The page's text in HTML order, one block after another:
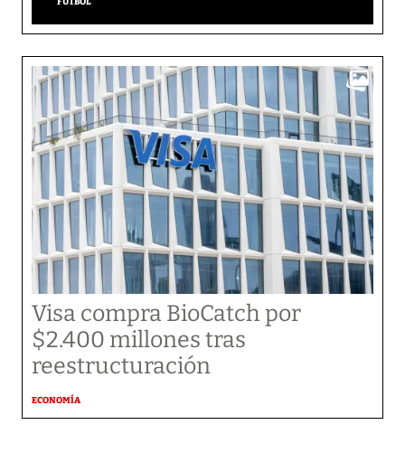
Visa compra BioCatch por
$2.400 millones tras
reestructuración
ECONOMÍA